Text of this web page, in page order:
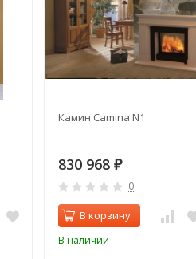
Камин Camina N1
830 968₽
0
В корзину
В наличии